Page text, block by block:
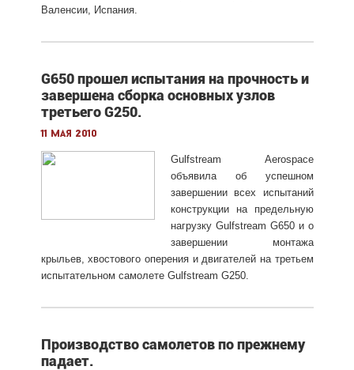
Валенсии, Испания.
G650 прошел испытания на прочность и
завершена сборка основных узлов
третьего G250.
11 мая 2010
Gulfstream Aerospace
объявила об успешном
завершении всех испытаний
конструкции на предельную
нагрузку Gulfstream G650 и о
завершении монтажа
крыльев, хвостового оперения и двигателей на третьем
испытательном самолете Gulfstream G250.
Производство самолетов по прежнему
падает.